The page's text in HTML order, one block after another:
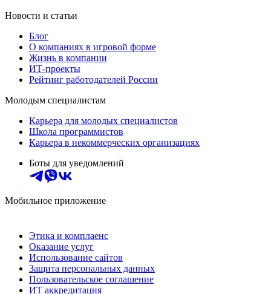
Новости и статьи
Блог
О компаниях в игровой форме
Жизнь в компании
ИТ-проекты
Рейтинг работодателей России
Молодым специалистам
Карьера для молодых специалистов
Школа программистов
Карьера в некоммерческих организациях
Боты для уведомлений
Мобильное приложение
Этика и комплаенс
Оказание услуг
Использование сайтов
Защита персональных данных
Пользовательское соглашение
ИТ аккредитация